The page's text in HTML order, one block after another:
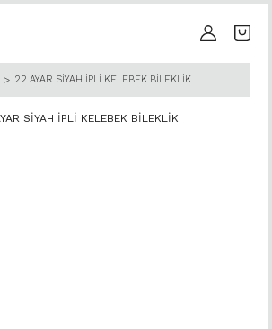
22 AYAR SİYAH İPLİ KELEBEK BİLEKLİK